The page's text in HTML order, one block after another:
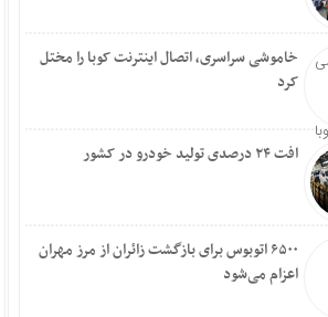
خاموشی سراسری، اتصال اینترنت کوبا را مختل
کرد
افت ۲۴ درصدی تولید خودرو در کشور
۶۵۰۰ اتوبوس برای بازگشت زائران از مرز مهران
اعزام می‌شود